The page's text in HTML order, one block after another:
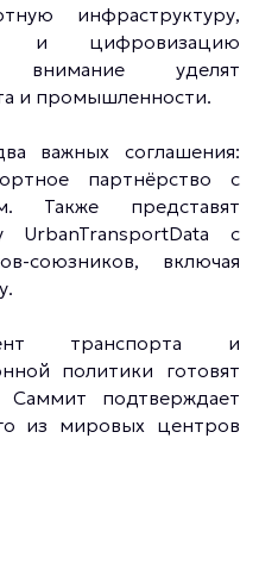
инфраструктуру,
и цифровизацию
внимание уделят
и промышленности.
важных соглашения:
партнёрство с
Также представят
UrbanTransportData с
союзников, включая
транспорта и
политики готовят
подтверждает
из мировых центров